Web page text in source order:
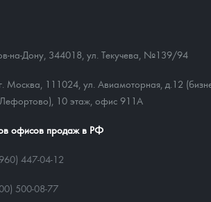
на-Дону, 344018 ул. Текучева, №139/94
г. Москва, 111024, ул. Авиамоторная, д.12
10 этаж, офис 911А
офисов продаж в РФ
447-04-12
500-08-77